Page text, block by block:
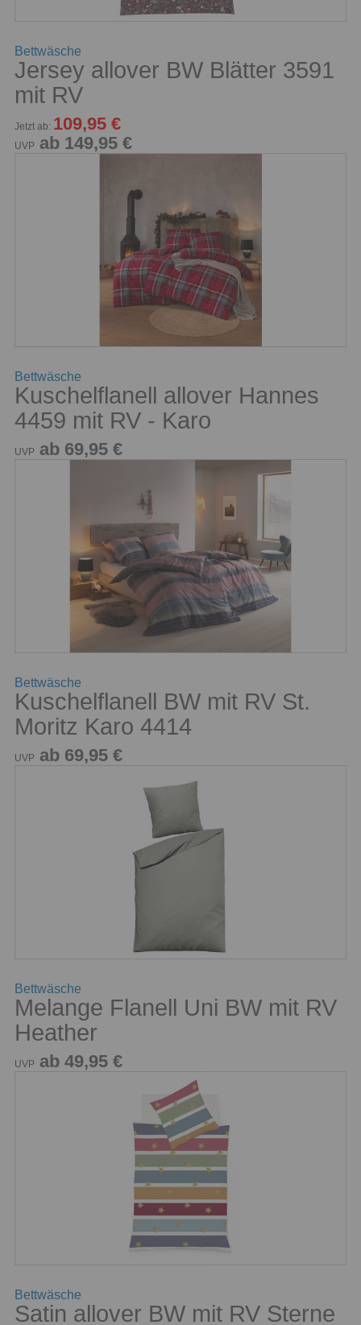
Bettwäsche
Jersey allover BW Blätter 3591
mit RV
Jetzt ab: 109,95 €
UVP ab 149,95 €
Bettwäsche
Kuschelflanell allover Hannes
4459 mit RV - Karo
UVP ab 69,95 €
Bettwäsche
Kuschelflanell BW mit RV St.
Moritz Karo 4414
UVP ab 69,95 €
Bettwäsche
Melange Flanell Uni BW mit RV
Heather
UVP ab 49,95 €
Bettwäsche
Satin allover BW mit RV Sterne